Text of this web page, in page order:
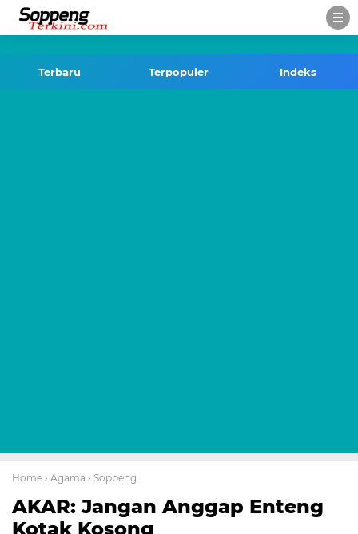
Terbaru Terpopuler Indeks
Home › Agama › Soppeng
AKAR: Jangan Anggap Enteng
Kotak Kosong